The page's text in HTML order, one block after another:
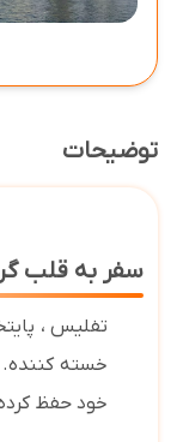
توضیحات
سفر به قلب
خسته کننده.
خود حفظ